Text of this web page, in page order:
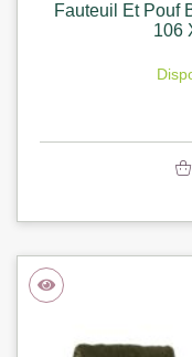
Fauteuil Et Pouf
106